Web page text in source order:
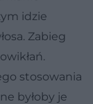
idzie
Zabieg
stosowania
byłoby je